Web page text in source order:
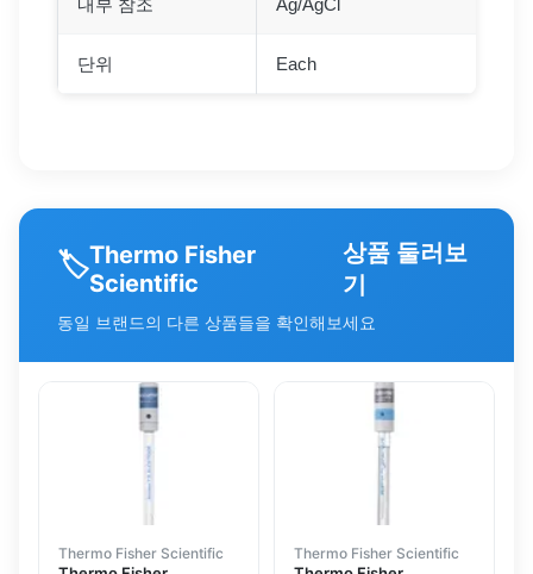
내부 참조 Ag/AgCl
단위 Each
🏷️Thermo Fisher
Scientific
상품 둘러보
기
동일 브랜드의 다른 상품들을 확인해보세요
Thermo Fisher Scientific Thermo Fisher Scientific